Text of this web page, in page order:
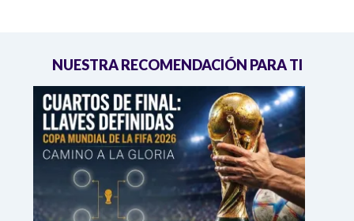
NUESTRA RECOMENDACIÓN PARA TI